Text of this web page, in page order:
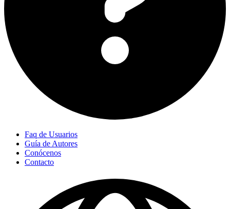
Faq de Usuarios
Guía de Autores
Conócenos
Contacto